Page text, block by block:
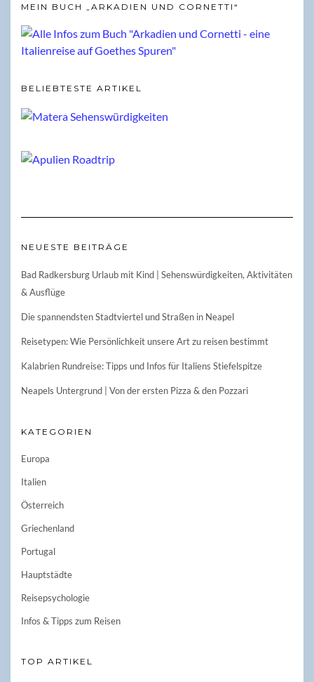
MEIN BUCH „ARKADIEN UND CORNETTI“
BELIEBTESTE ARTIKEL
NEUESTE BEITRÄGE
Bad Radkersburg Urlaub mit Kind | Sehenswürdigkeiten, Aktivitäten
& Ausflüge
Die spannendsten Stadtviertel und Straßen in Neapel
Reisetypen: Wie Persönlichkeit unsere Art zu reisen bestimmt
Kalabrien Rundreise: Tipps und Infos für Italiens Stiefelspitze
Neapels Untergrund | Von der ersten Pizza & den Pozzari
KATEGORIEN
Europa
Italien
Österreich
Griechenland
Portugal
Hauptstädte
Reisepsychologie
Infos & Tipps zum Reisen
TOP ARTIKEL